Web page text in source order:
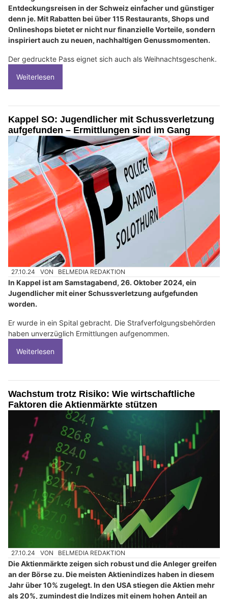
Entdeckungsreisen in der Schweiz einfacher und günstiger
denn je. Mit Rabatten bei über 115 Restaurants, Shops und
Onlineshops bietet er nicht nur finanzielle Vorteile, sondern
inspiriert auch zu neuen, nachhaltigen Genussmomenten.
Der gedruckte Pass eignet sich auch als Weihnachtsgeschenk.
Weiterlesen
Kappel SO: Jugendlicher mit Schussverletzung
aufgefunden – Ermittlungen sind im Gang
27.10.24 VON BELMEDIA REDAKTION
In Kappel ist am Samstagabend, 26. Oktober 2024, ein
Jugendlicher mit einer Schussverletzung aufgefunden
worden.
Er wurde in ein Spital gebracht. Die Strafverfolgungsbehörden
haben unverzüglich Ermittlungen aufgenommen.
Weiterlesen
Wachstum trotz Risiko: Wie wirtschaftliche
Faktoren die Aktienmärkte stützen
27.10.24 VON BELMEDIA REDAKTION
Die Aktienmärkte zeigen sich robust und die Anleger greifen
an der Börse zu. Die meisten Aktienindizes haben in diesem
Jahr über 10% zugelegt. In den USA stiegen die Aktien mehr
als 20%, zumindest die Indizes mit einem hohen Anteil an